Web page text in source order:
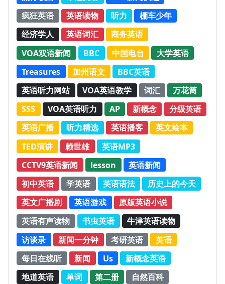
疯狂英语
英语读物 听力
棚车少年
经济学人
英语词汇
商务英语
VOA双语新闻
BBC 中国电台
大学英语
Treasures
加州语文
BBC英语
英语听力网站
VOA英语教学 词汇
万花筒
SSS
VOA英语听力 AP 新概念
分级英语
英语广播
听力精选 英语播客
英文绘本
TED演讲
赖世雄
英语MP3
CCTV9英语新闻
lesson
英语新闻
初中英语
学英语 英语语法
历史上的今天
英文广播剧
英语游戏
原版英语小说
英语有声读物
书虫英语
牛津英语读物
访谈录
新闻一分钟 考研英语
英语
每日在线听
新闻 Us
新概念英语
地道英语
单词 第二册
自然百科